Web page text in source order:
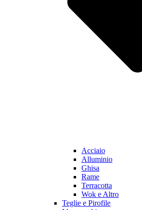
Acciaio
Alluminio
Ghisa
Rame
Terracotta
Wok e Altro
Teglie e Pirofile